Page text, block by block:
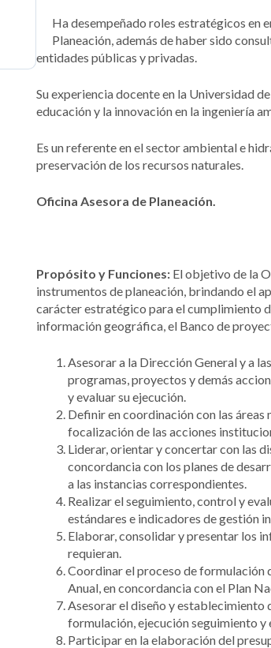
Ha desempeñado roles estratégicos en
Planeación, además de haber sido
entidades públicas y privadas.
Su experiencia docente en la Universidad
educación y la innovación en la ingeniería
Es un referente en el sector ambiental e
preservación de los recursos naturales.
Oficina Asesora de Planeación.
Propósito y Funciones: El objetivo de la
instrumentos de planeación, brindando el
carácter estratégico para el cumplimiento
información geográfica, el Banco de
Asesorar a la Dirección General y a
programas, proyectos y demás
y evaluar su ejecución.
Definir en coordinación con las
focalización de las acciones
Liderar, orientar y concertar con las
concordancia con los planes de
a las instancias correspondientes.
Realizar el seguimiento, control y
estándares e indicadores de gestión
Elaborar, consolidar y presentar los
requieran.
Coordinar el proceso de formulación
Anual, en concordancia con el Plan
Asesorar el diseño y
formulación, ejecución seguimiento y
Participar en la elaboración del